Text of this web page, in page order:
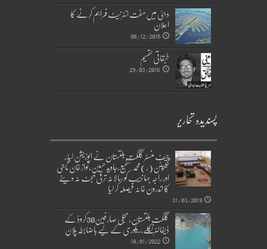
دبئی میں مفت انٹرنیٹ فراہم کرنے کا
اعلان
08/12/2015
طبقاتی تقسیم
29/03/2016
پسندیدہ تحاریر
چیف منسٹر گلگت بلتستان نے اپوزیشن لیڈر
کیپٹن(ر)محمد شفیع،جاوید حسین،نواز خان ناجی
اور راجہ جہانزیب کو سالانہ ترقی بجٹ نہ دینے
کا اندرون خانہ فیصلہ کر لیا
31/03/2019
گلگت بلتستان، بجلی صارفین30کروڈ کے
ڈیفالٹر نکلے,ریکوری کے لیے باضابطہ پلان
18/01/2022